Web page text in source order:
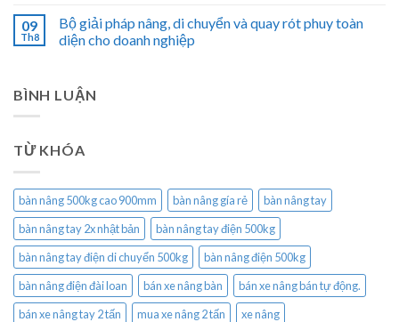
09
Th8
Bộ giải pháp nâng, di chuyển và quay rót phuy toàn
diện cho doanh nghiệp
BÌNH LUẬN
TỪ KHÓA
bàn nâng 500kg cao 900mm bàn nâng gía rẻ
bàn nâng tay
bàn nâng tay 2x nhật bản
bàn nâng tay điện 500kg
bàn nâng tay điện di chuyển 500kg
bàn nâng điện 500kg
bàn nâng điện đài loan
bán xe nâng bàn
bán xe nâng bán tự động.
bán xe nâng tay 2 tấn
mua xe nâng 2 tấn
xe nâng